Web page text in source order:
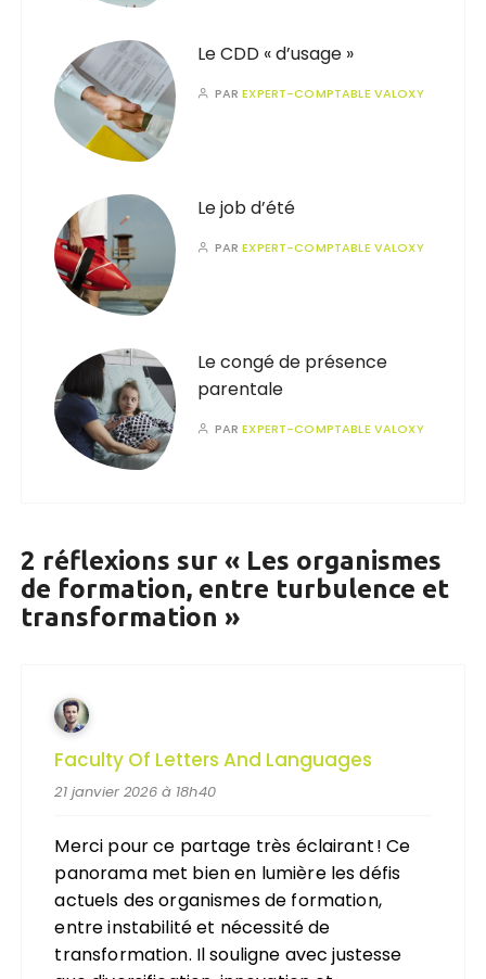
Le CDD « d’usage »
PAREXPERT-COMPTABLE VALOXY
Le job d’été
PAREXPERT-COMPTABLE VALOXY
Le congé de présence
parentale
PAREXPERT-COMPTABLE VALOXY
2 réflexions sur « Les organismes
de formation, entre turbulence et
transformation »
Faculty Of Letters And Languages
21 janvier 2026 à 18h40
Merci pour ce partage très éclairant ! Ce
panorama met bien en lumière les défis
actuels des organismes de formation,
entre instabilité et nécessité de
transformation. Il souligne avec justesse